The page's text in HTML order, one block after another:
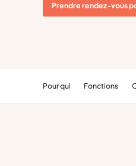
Prendre rendez-vous
Pour qui Fonctions